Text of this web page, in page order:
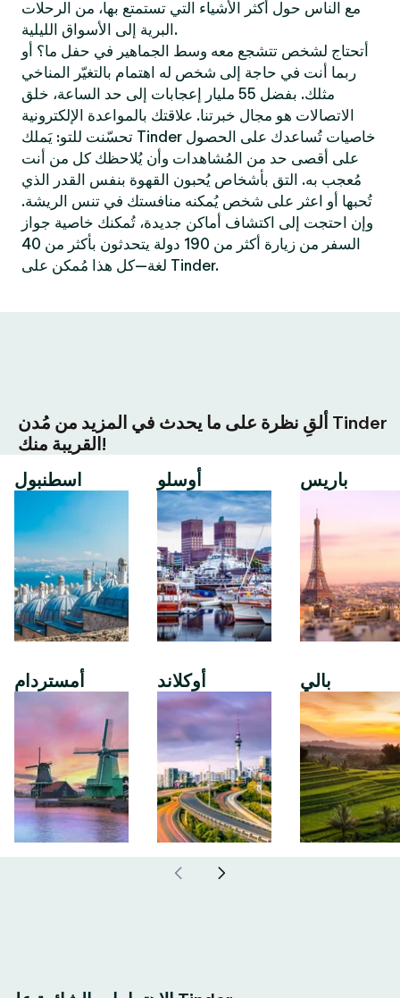
مع الناس حول أكثر الأشياء التي تستمتع بها، من الرحلات
البرية إلى الأسواق الليلية.
أتحتاج لشخص تتشجع معه وسط الجماهير في حفل ما؟ أو
ربما أنت في حاجة إلى شخص له اهتمام بالتغيّر المناخي
مثلك. بفضل 55 مليار إعجابات إلى حد الساعة، خلق
الاتصالات هو مجال خبرتنا. علاقتك بالمواعدة الإلكترونية
تحسّنت للتو: يَملك Tinder خاصيات تُساعدك على الحصول
على أقصى حد من المُشاهدات وأن يُلاحظك كل من أنت
مُعجب به. التق بأشخاص يُحبون القهوة بنفس القدر الذي
تُحبها أو اعثر على شخص يُمكنه منافستك في تنس الريشة.
وإن احتجت إلى اكتشاف أماكن جديدة، تُمكنك خاصية جواز
السفر من زيارة أكثر من 190 دولة يتحدثون بأكثر من 40
لغة—كل هذا مُمكن على Tinder.
ألقِ نظرة على ما يحدث في المزيد من مُدن Tinder
القريبة منك!
اسطنبول
أمستردام
أوسلو
أوكلاند
باريس
بالي